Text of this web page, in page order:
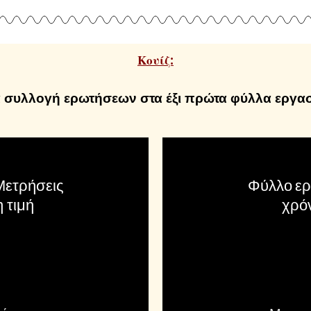
Κουίζ:
συλλογή ερωτήσεων στα έξι πρώτα φύλλα